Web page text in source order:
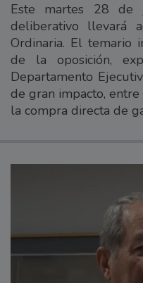
Este martes 28
deliberativo llevará
Ordinaria. El temario
de la oposición,
Departamento
de gran impacto,
la compra directa de